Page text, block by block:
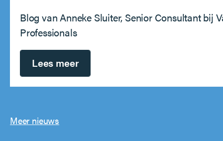
Blog van Anneke Sluiter, Senior Consultant bij
Professionals
Lees meer
Meer nieuws